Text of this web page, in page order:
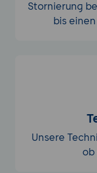
Stornierung
bis
Unsere
ob